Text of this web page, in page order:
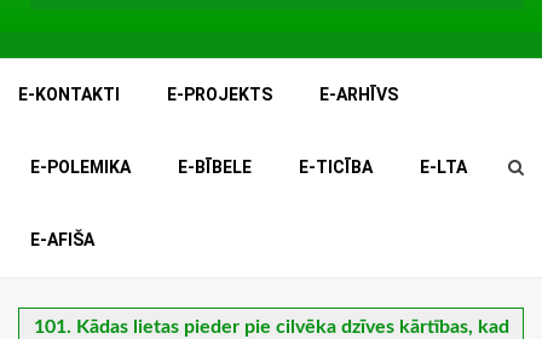
E-KONTAKTI E-PROJEKTS E-ARHĪVS
E-POLEMIKA E-BĪBELE E-TICĪBA E-LTA
E-AFIŠA
101. Kādas lietas pieder pie cilvēka dzīves kārtības, kad